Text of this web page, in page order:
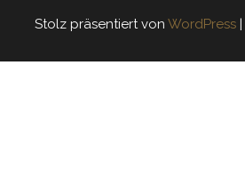
Stolz präsentiert von WordPress |